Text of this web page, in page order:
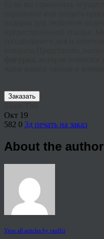
Заказать
Окт 19
582 0 3д печать на заказ
About the author
View all articles by rauffri